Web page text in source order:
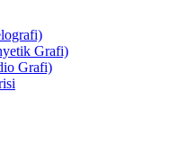
Grafi)
Grafi)